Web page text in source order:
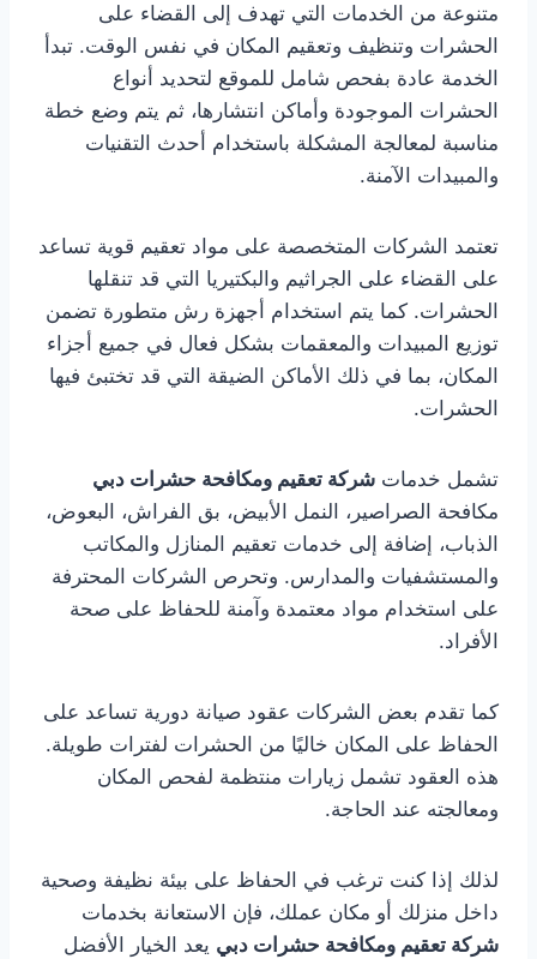
متنوعة من الخدمات التي تهدف إلى القضاء على
الحشرات وتنظيف وتعقيم المكان في نفس الوقت. تبدأ
الخدمة عادة بفحص شامل للموقع لتحديد أنواع
الحشرات الموجودة وأماكن انتشارها، ثم يتم وضع خطة
مناسبة لمعالجة المشكلة باستخدام أحدث التقنيات
والمبيدات الآمنة.
تعتمد الشركات المتخصصة على مواد تعقيم قوية تساعد
على القضاء على الجراثيم والبكتيريا التي قد تنقلها
الحشرات. كما يتم استخدام أجهزة رش متطورة تضمن
توزيع المبيدات والمعقمات بشكل فعال في جميع أجزاء
المكان، بما في ذلك الأماكن الضيقة التي قد تختبئ فيها
الحشرات.
تشمل خدمات شركة تعقيم ومكافحة حشرات دبي
مكافحة الصراصير، النمل الأبيض، بق الفراش، البعوض،
الذباب، إضافة إلى خدمات تعقيم المنازل والمكاتب
والمستشفيات والمدارس. وتحرص الشركات المحترفة
على استخدام مواد معتمدة وآمنة للحفاظ على صحة
الأفراد.
كما تقدم بعض الشركات عقود صيانة دورية تساعد على
الحفاظ على المكان خاليًا من الحشرات لفترات طويلة.
هذه العقود تشمل زيارات منتظمة لفحص المكان
ومعالجته عند الحاجة.
لذلك إذا كنت ترغب في الحفاظ على بيئة نظيفة وصحية
داخل منزلك أو مكان عملك، فإن الاستعانة بخدمات
شركة تعقيم ومكافحة حشرات دبي يعد الخيار الأفضل